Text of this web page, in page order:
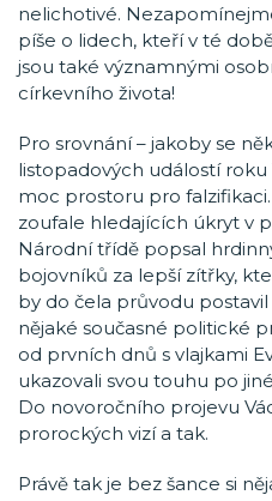
nelichotivé.
píše o lidech, kteří v té
jsou také významnými
církevního života!
Pro srovnání – jakoby se
listopadových událostí roku
moc prostoru pro
zoufale hledajících úkryt v
Národní třídě popsal
bojovníků za lepší zítřky,
by do čela průvodu
nějaké současné politické
od prvních dnů s vlajkami
ukazovali svou touhu po
Do novoročního projevu
prorockých vizí a tak.
Právě tak je bez šance si